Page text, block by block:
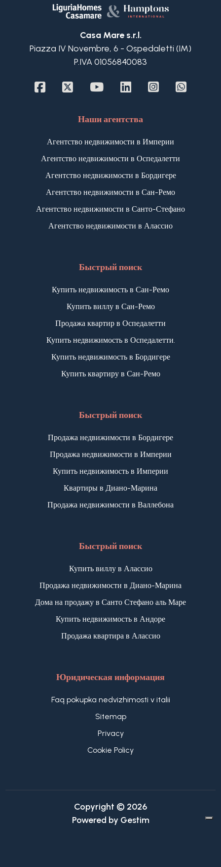
Casa Mare s.r.l.
Piazza IV Novembre, 6 - Ospedaletti (IM)
P.IVA 01056840083
Наши агентства
Агентство недвижимости в Империи
Агентство недвижимости в Оспедалетти
Агентство недвижимости в Бордигере
Агентство недвижимости в Сан-Ремо
Агентство недвижимости в Санто-Стефано
Агентство недвижимости в Алассио
Быстрый поиск
Купить недвижимость в Сан-Ремо
Купить виллу в Сан-Ремо
Продажа квартир в Оспедалетти
Купить недвижимость в Оспедалетти.
Купить недвижимость в Бордигере
Купить квартиру в Сан-Ремо
Быстрый поиск
Продажа недвижимости в Бордигере
Продажа недвижимости в Империи
Купить недвижимость в Империи
Квартиры в Диано-Марина
Продажа недвижимости в Валлебона
Быстрый поиск
Купить виллу в Алассио
Продажа недвижимости в Диано-Марина
Дома на продажу в Санто Стефано аль Маре
Купить недвижимость в Андоре
Продажа квартира в Алассио
Юридическая информация
Faq pokupka nedvizhimosti v italii
Sitemap
Privacy
Cookie Policy
Copyright © 2026
Powered by Gestim